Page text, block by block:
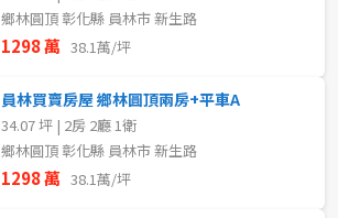
鄉林圓頂 彰化縣 員林市 新生路
1298 萬 38.1萬/坪
員林買賣房屋 鄉林圓頂兩房+平車A
34.07 坪 | 2房 2廳 1衛
鄉林圓頂 彰化縣 員林市 新生路
1298 萬 38.1萬/坪